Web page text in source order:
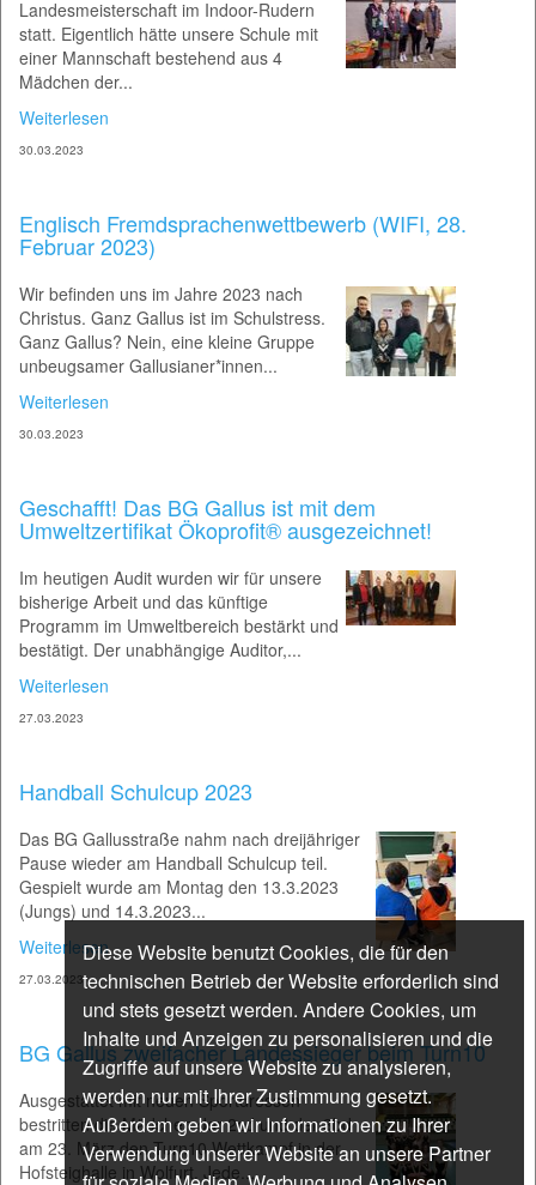
Landesmeisterschaft im Indoor-Rudern
statt. Eigentlich hätte unsere Schule mit
einer Mannschaft bestehend aus 4
Mädchen der...
Weiterlesen
30.03.2023
Englisch Fremdsprachenwettbewerb (WIFI, 28.
Februar 2023)
Wir befinden uns im Jahre 2023 nach
Christus. Ganz Gallus ist im Schulstress.
Ganz Gallus? Nein, eine kleine Gruppe
unbeugsamer Gallusianer*innen...
Weiterlesen
30.03.2023
Geschafft! Das BG Gallus ist mit dem
Umweltzertifikat Ökoprofit® ausgezeichnet!
Im heutigen Audit wurden wir für unsere
bisherige Arbeit und das künftige
Programm im Umweltbereich bestärkt und
bestätigt. Der unabhängige Auditor,...
Weiterlesen
27.03.2023
Handball Schulcup 2023
Das BG Gallusstraße nahm nach dreijähriger
Pause wieder am Handball Schulcup teil.
Gespielt wurde am Montag den 13.3.2023
(Jungs) und 14.3.2023...
Weiterlesen
27.03.2023
BG Gallus zweifacher Landessieger beim Turn10
Ausgestattet mit neuen Sportdressen
bestritten die Mädchen der 2cd und der 3bd
am 23. März den Turn10 Wettkampf in der
Hofsteighalle in Wolfurt. Jede...
Diese Website benutzt Cookies, die für den
technischen Betrieb der Website erforderlich sind
und stets gesetzt werden. Andere Cookies, um
Inhalte und Anzeigen zu personalisieren und die
Zugriffe auf unsere Website zu analysieren,
werden nur mit Ihrer Zustimmung gesetzt.
Außerdem geben wir Informationen zu Ihrer
Verwendung unserer Website an unsere Partner